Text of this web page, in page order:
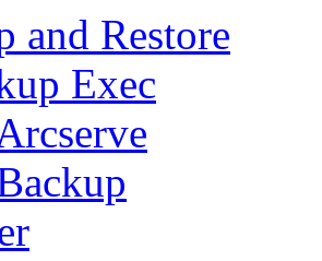
and Restore
Exec